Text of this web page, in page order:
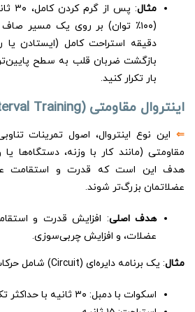
مثال
: پس
دقیقه استراحت کامل (ایستادن یا
بار تکرار کنید.
اینتروال مقاومتی (Resistance Interval Training)
⇐ این نوع اینتروال، اصول تمرینات
مقاومتی (مانند کار با وزنه، دستگاه‌ها
هدف این است که قدرت و استقامت
عضلاتمان بزرگ‌تر شوند.
هدف اصلی: افزایش قدرت و
عضلات، و افزایش چربی‌سوزی.
مثال: یک برنامه دایره‌ای (Circuit) شامل حرکات زیر:
اسکوات با دمبل: ۳۰ ثانیه با حداکثر تکرار ممکن و فرم صحیح.